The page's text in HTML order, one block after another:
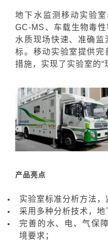
地下水监测移动实验
GC-MS、车载生物毒
水质现场快速、准确
标。移动实验室提供完
措施，实现了实验室的“
产品亮点
实验室标准分析方法，
采用多种分析技术，地
完善的水、电、气保
境要求；